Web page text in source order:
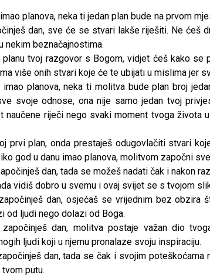
planova, neka ti jedan plan bude na prvom
dan, sve će se stvari lakše riješiti. Ne ćeš
nekim beznačajnostima.
planu tvoj razgovor s Bogom, vidjet ćeš kako se
više onih stvari koje će te ubijati u mislima jer
planova, neka ti molitva bude plan broj
svoje odnose, ona nije samo jedan tvoj
naučene riječi nego svaki moment tvoga života
prvi plan, onda prestaješ odugovlačiti stvari
god u danu imao planova, molitvom započni
dan, tada se možeš nadati čak i nakon
vidiš dobro u svemu i ovaj svijet se s tvojom
dan, osjećaš se vrijednim bez obzira
od ljudi nego dolazi od Boga.
dan, molitva postaje važan dio
ljudi koji u njemu pronalaze svoju inspiraciju.
dan, tada se čak i svojim poteškoćama
putu.